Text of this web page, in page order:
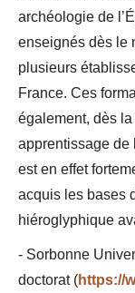
archéologie de
enseignés dès le
plusieurs
France. Ces
également, dès
apprentissage de
est en effet
acquis les bases
hiéroglyphique
- Sorbonne
doctorat (https://